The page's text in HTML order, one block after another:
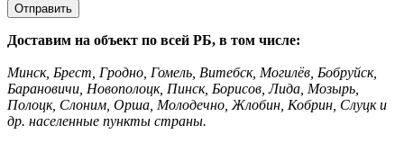
Доставим на объект по всей РБ, в том числе:
Минск, Брест, Гродно, Гомель, Витебск, Могилёв, Бобруйск,
Барановичи, Новополоцк, Пинск, Борисов, Лида, Мозырь,
Полоцк, Слоним, Орша, Молодечно, Жлобин, Кобрин, Слуцк и
др. населенные пункты страны.